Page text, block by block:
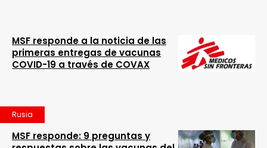
MSF responde a la noticia de las
primeras entregas de vacunas
COVID-19 a través de COVAX
Rusia
MSF responde: 9 preguntas y